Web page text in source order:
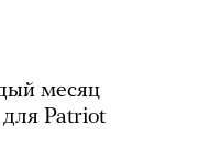
месяц
для Patriot